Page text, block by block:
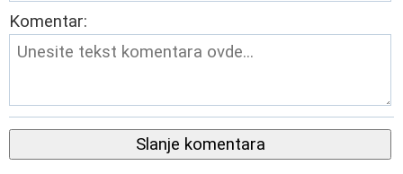
Komentar:
Slanje komentara